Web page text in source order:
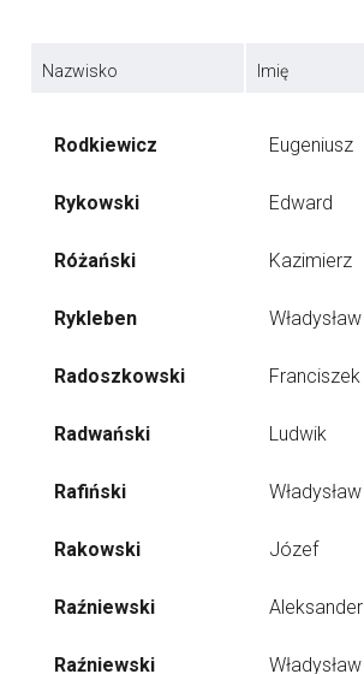
Nazwisko Imię
Rodkiewicz Eugeniusz
Rykowski Edward
Różański Kazimierz
Rykleben Władysław
Radoszkowski Franciszek
Radwański Ludwik
Rafiński Władysław
Rakowski Józef
Raźniewski Aleksander
Raźniewski Władysław